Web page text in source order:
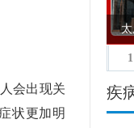
会出现关
状更加明
1
疾